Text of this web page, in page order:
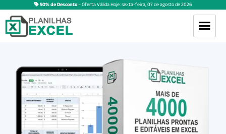
50% de Desconto– Oferta Válida Hoje:sexta-feira,07deagostode2026